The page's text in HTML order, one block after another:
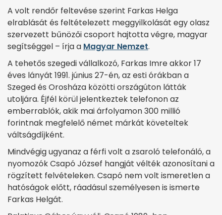
A volt rendőr feltevése szerint Farkas Helga
elrablását és feltételezett meggyilkolását egy olasz
szervezett bűnözői csoport hajtotta végre, magyar
segítséggel – írja a Magyar Nemzet.
A tehetős szegedi vállalkozó, Farkas Imre akkor 17
éves lányát 1991. június 27-én, az esti órákban a
Szeged és Orosháza közötti országúton látták
utoljára. Éjfél körül jelentkeztek telefonon az
emberrablók, akik mai árfolyamon 300 millió
forintnak megfelelő német márkát követeltek
váltságdíjként.
Mindvégig ugyanaz a férfi volt a zsaroló telefonáló, a
nyomozók Csapó József hangját vélték azonosítani a
rögzített felvételeken. Csapó nem volt ismeretlen a
hatóságok előtt, ráadásul személyesen is ismerte
Farkas Helgát.